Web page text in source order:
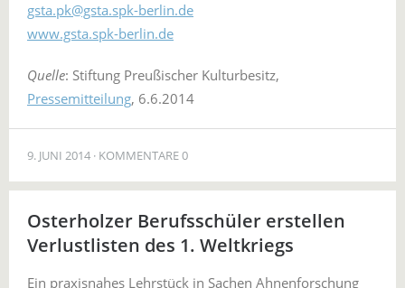
gsta.pk@gsta.spk-berlin.de
www.gsta.spk-berlin.de
Quelle: Stiftung Preußischer Kulturbesitz,
Pressemitteilung, 6.6.2014
9. JUNI 2014 KOMMENTARE 0
Osterholzer Berufsschüler erstellen
Verlustlisten des 1. Weltkriegs
Ein praxisnahes Lehrstück in Sachen Ahnenforschung